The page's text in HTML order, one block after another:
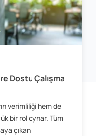
Dostu Çalışma
verimliliği hem de
bir rol oynar. Tüm
çıkan